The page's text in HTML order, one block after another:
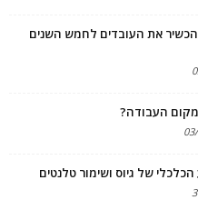
את העובדים לחמש השנים
העבודה?